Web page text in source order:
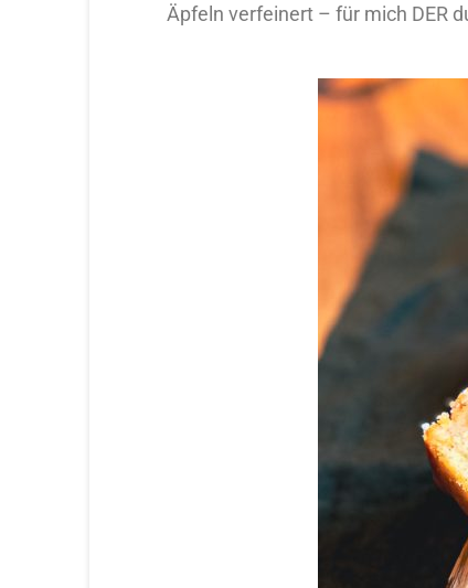
Äpfeln verfeinert – für mich DER